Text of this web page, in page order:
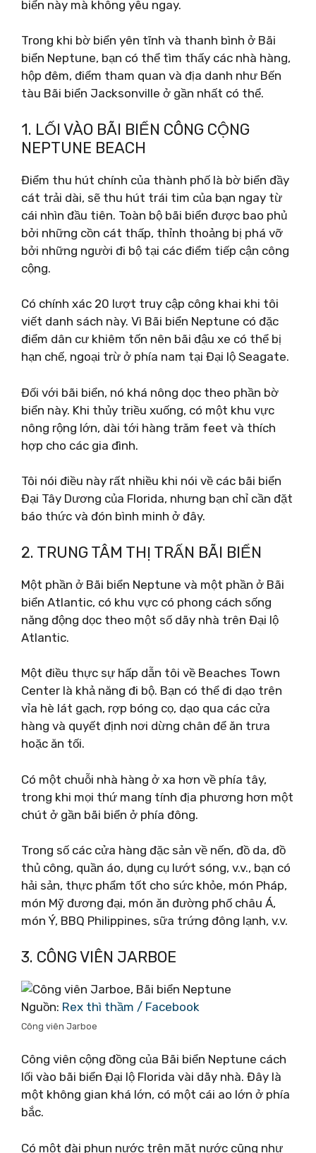
biển này mà không yêu ngay.
Trong khi bờ biển yên tĩnh và thanh bình ở Bãi
biển Neptune, bạn có thể tìm thấy các nhà hàng,
hộp đêm, điểm tham quan và địa danh như Bến
tàu Bãi biển Jacksonville ở gần nhất có thể.
1. LỐI VÀO BÃI BIỂN CÔNG CỘNG
NEPTUNE BEACH
Điểm thu hút chính của thành phố là bờ biển đầy
cát trải dài, sẽ thu hút trái tim của bạn ngay từ
cái nhìn đầu tiên. Toàn bộ bãi biển được bao phủ
bởi những cồn cát thấp, thỉnh thoảng bị phá vỡ
bởi những người đi bộ tại các điểm tiếp cận công
cộng.
Có chính xác 20 lượt truy cập công khai khi tôi
viết danh sách này. Vì Bãi biển Neptune có đặc
điểm dân cư khiêm tốn nên bãi đậu xe có thể bị
hạn chế, ngoại trừ ở phía nam tại Đại lộ Seagate.
Đối với bãi biển, nó khá nông dọc theo phần bờ
biển này. Khi thủy triều xuống, có một khu vực
nông rộng lớn, dài tới hàng trăm feet và thích
hợp cho các gia đình.
Tôi nói điều này rất nhiều khi nói về các bãi biển
Đại Tây Dương của Florida, nhưng bạn chỉ cần đặt
báo thức và đón bình minh ở đây.
2. TRUNG TÂM THỊ TRẤN BÃI BIỂN
Một phần ở Bãi biển Neptune và một phần ở Bãi
biển Atlantic, có khu vực có phong cách sống
năng động dọc theo một số dãy nhà trên Đại lộ
Atlantic.
Một điều thực sự hấp dẫn tôi về Beaches Town
Center là khả năng đi bộ. Bạn có thể đi dạo trên
vỉa hè lát gạch, rợp bóng cọ, dạo qua các cửa
hàng và quyết định nơi dừng chân để ăn trưa
hoặc ăn tối.
Có một chuỗi nhà hàng ở xa hơn về phía tây,
trong khi mọi thứ mang tính địa phương hơn một
chút ở gần bãi biển ở phía đông.
Trong số các cửa hàng đặc sản về nến, đồ da, đồ
thủ công, quần áo, dụng cụ lướt sóng, v.v., bạn có
hải sản, thực phẩm tốt cho sức khỏe, món Pháp,
món Mỹ đương đại, món ăn đường phố châu Á,
món Ý, BBQ Philippines, sữa trứng đông lạnh, v.v.
3. CÔNG VIÊN JARBOE
Nguồn: Rex thì thầm / Facebook
Công viên Jarboe
Công viên cộng đồng của Bãi biển Neptune cách
lối vào bãi biển Đại lộ Florida vài dãy nhà. Đây là
một không gian khá lớn, có một cái ao lớn ở phía
bắc.
Có một đài phun nước trên mặt nước cũng như